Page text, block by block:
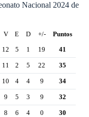
Nacional 2024 de
V E D +/-
Puntos
12 5 1 19 41
11 2 5 22 35
10 4 4 9 34
9 5 3 9 32
8 6 4 0 30